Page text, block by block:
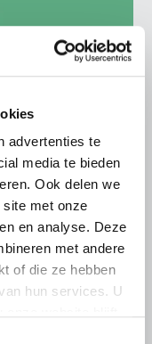
advertenties te
media te bieden
Ook delen we
met onze
en analyse. Deze
met andere
of die ze hebben
hun services. U
tegen
roepen hun
massaal naar
Bosch te
Lees meer